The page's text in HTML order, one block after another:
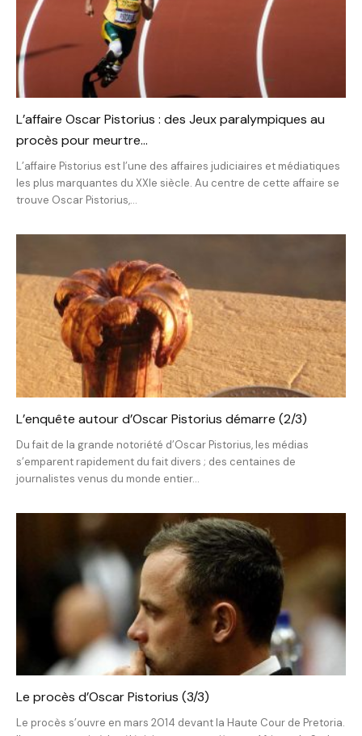
L’affaire Oscar Pistorius : des Jeux paralympiques au
procès pour meurtre...
L’affaire Pistorius est l’une des affaires judiciaires et médiatiques
les plus marquantes du XXIe siècle. Au centre de cette affaire se
trouve Oscar Pistorius,...
L’enquête autour d’Oscar Pistorius démarre (2/3)
Du fait de la grande notoriété d’Oscar Pistorius, les médias
s’emparent rapidement du fait divers ; des centaines de
journalistes venus du monde entier...
Le procès d’Oscar Pistorius (3/3)
Le procès s’ouvre en mars 2014 devant la Haute Cour de Pretoria.